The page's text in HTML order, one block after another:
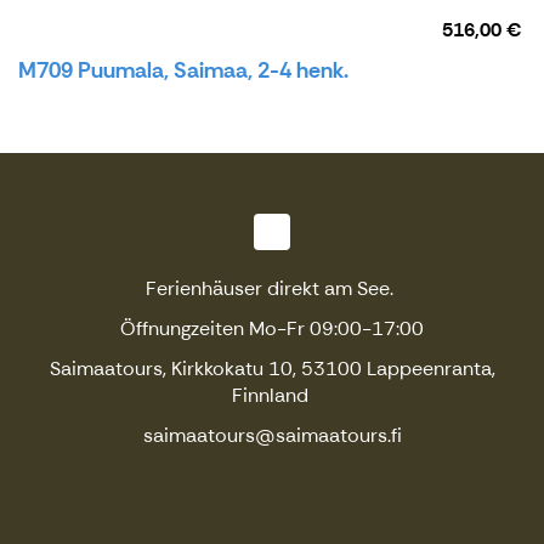
516,00 €
M709 Puumala, Saimaa, 2-4 henk.
Ferienhäuser direkt am See.
Öffnungzeiten Mo-Fr 09:00-17:00
Saimaatours, Kirkkokatu 10, 53100 Lappeenranta,
Finnland
saimaatours@saimaatours.fi